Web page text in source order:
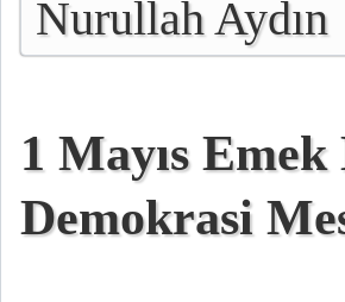
Nurullah Aydın
1 Mayıs
Demokrasi